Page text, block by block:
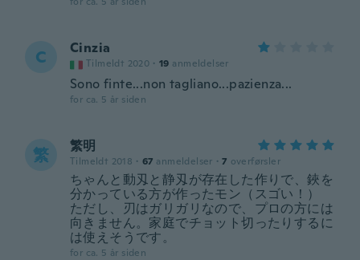
C Cinzia
Tilmeldt 2020 · 19 anmeldelser
Sono finte...non tagliano...pazienza...
for ca. 5 år siden
繁 繁明
Tilmeldt 2018 · 67 anmeldelser · 7 overførsler
ちゃんと動刄と静刄が存在した作りで、鋏を
分かっている方が作ったモン（スゴい！）
ただし、刃はガリガリなので、プロの方には
向きません。家庭でチョット切ったりするに
は使えそうです。
for ca. 5 år siden